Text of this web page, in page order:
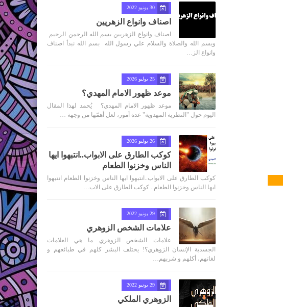
30 يونيو 2022
اصناف وانواع الزهريين
اصناف وانواع الزهريين بسم الله الرحمن الرحيم
ويسم الله والصلاة والسلام علي رسول الله بسم الله نبدأ اصناف
وانواع الز…
25 يوليو 2026
موعد ظهور الامام المهدي؟
موعد ظهور الامام المهدي؟ يُحمد لهذا المقال
اليوم حول "النظرية المهدوية" عدة أمور، لعل أهمّها من وجهة …
26 يوليو 2026
كوكب الطارق على الابواب..انتبهوا ايها
الناس وخزنوا الطعام
كوكب الطارق على الابواب..انتبهوا ايها الناس وخزنوا الطعام انتبهوا
ايها الناس وخزنوا الطعام.. كوكب الطارق على الاب…
29 يونيو 2022
علامات الشخص الزوهري
علامات الشخص الزوهري ما هي العلامات
الجسدية الإنسان الزوهري؟! يختلف البشر كلهم في طبائعهم و
لغاتهم، أكلهم و شربهم…
29 يونيو 2022
الزوهري الملكي